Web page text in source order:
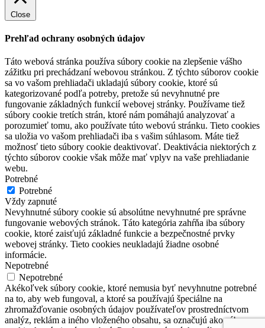
Close
Prehľad ochrany osobných údajov
Táto webová stránka používa súbory cookie na zlepšenie vášho
zážitku pri prechádzaní webovou stránkou. Z týchto súborov cookie
sa vo vašom prehliadači ukladajú súbory cookie, ktoré sú
kategorizované podľa potreby, pretože sú nevyhnutné pre
fungovanie základných funkcií webovej stránky. Používame tiež
súbory cookie tretích strán, ktoré nám pomáhajú analyzovať a
porozumieť tomu, ako používate túto webovú stránku. Tieto cookies
sa uložia vo vašom prehliadači iba s vašim súhlasom. Máte tiež
možnosť tieto súbory cookie deaktivovať. Deaktivácia niektorých z
týchto súborov cookie však môže mať vplyv na vaše prehliadanie
webu.
Potrebné
Potrebné
Vždy zapnuté
Nevyhnutné súbory cookie sú absolútne nevyhnutné pre správne
fungovanie webových stránok. Táto kategória zahŕňa iba súbory
cookie, ktoré zaisťujú základné funkcie a bezpečnostné prvky
webovej stránky. Tieto cookies neukladajú žiadne osobné
informácie.
Nepotrebné
Nepotrebné
Akékoľvek súbory cookie, ktoré nemusia byť nevyhnutne potrebné
na to, aby web fungoval, a ktoré sa používajú špeciálne na
zhromažďovanie osobných údajov používateľov prostredníctvom
analýz, reklám a iného vloženého obsahu, sa označujú ako súbory